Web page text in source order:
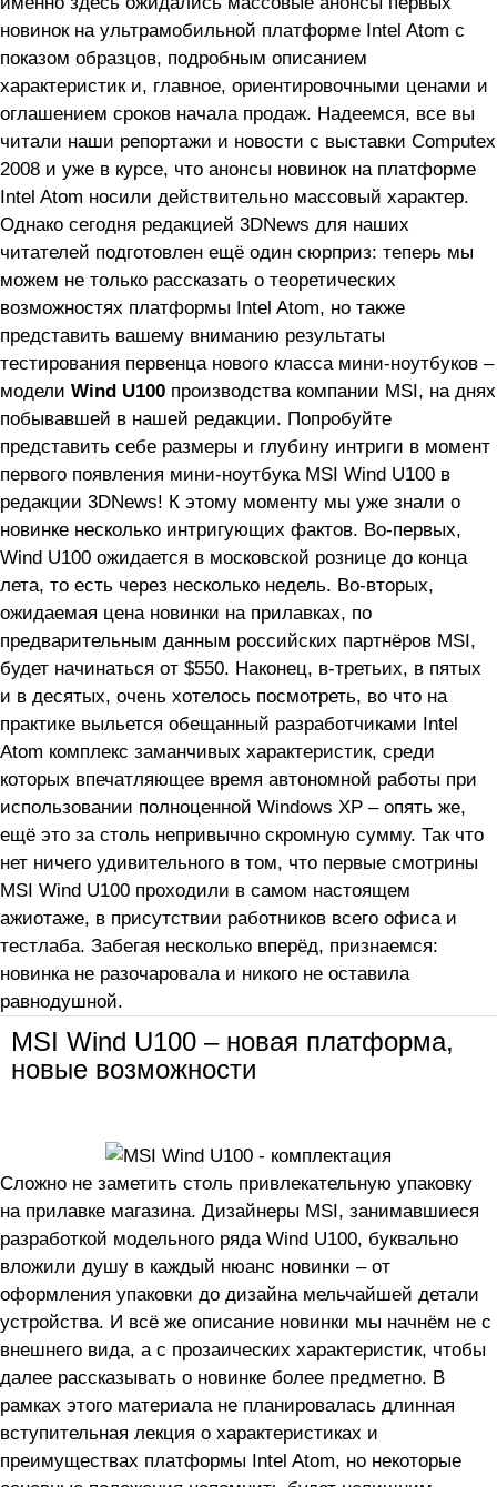
новинок на ультрамобильной платформе Intel Atom с
показом образцов, подробным описанием
характеристик и, главное, ориентировочными ценами и
оглашением сроков начала продаж. Надеемся, все вы
читали наши репортажи и новости с выставки Computex
2008 и уже в курсе, что анонсы новинок на платформе
Intel Atom носили действительно массовый характер.
Однако сегодня редакцией 3DNews для наших
читателей подготовлен ещё один сюрприз: теперь мы
можем не только рассказать о теоретических
возможностях платформы Intel Atom, но также
представить вашему вниманию результаты
тестирования первенца нового класса мини-ноутбуков –
модели Wind U100 производства компании MSI, на днях
побывавшей в нашей редакции. Попробуйте
представить себе размеры и глубину интриги в момент
первого появления мини-ноутбука MSI Wind U100 в
редакции 3DNews! К этому моменту мы уже знали о
новинке несколько интригующих фактов. Во-первых,
Wind U100 ожидается в московской рознице до конца
лета, то есть через несколько недель. Во-вторых,
ожидаемая цена новинки на прилавках, по
предварительным данным российских партнёров MSI,
будет начинаться от $550. Наконец, в-третьих, в пятых
и в десятых, очень хотелось посмотреть, во что на
практике выльется обещанный разработчиками Intel
Atom комплекс заманчивых характеристик, среди
которых впечатляющее время автономной работы при
использовании полноценной Windows XP – опять же,
ещё это за столь непривычно скромную сумму. Так что
нет ничего удивительного в том, что первые смотрины
MSI Wind U100 проходили в самом настоящем
ажиотаже, в присутствии работников всего офиса и
тестлаба. Забегая несколько вперёд, признаемся:
новинка не разочаровала и никого не оставила
равнодушной.
MSI Wind U100 – новая платформа,
новые возможности
Сложно не заметить столь привлекательную упаковку
на прилавке магазина. Дизайнеры MSI, занимавшиеся
разработкой модельного ряда Wind U100, буквально
вложили душу в каждый нюанс новинки – от
оформления упаковки до дизайна мельчайшей детали
устройства. И всё же описание новинки мы начнём не с
внешнего вида, а с прозаических характеристик, чтобы
далее рассказывать о новинке более предметно. В
рамках этого материала не планировалась длинная
вступительная лекция о характеристиках и
преимуществах платформы Intel Atom, но некоторые